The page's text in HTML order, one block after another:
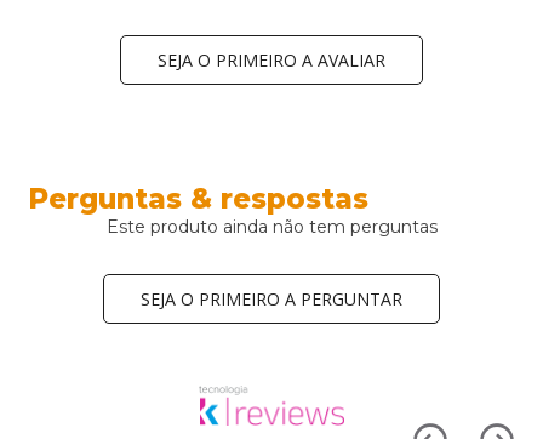
SEJA O PRIMEIRO A AVALIAR
Perguntas & respostas
Este produto ainda não tem perguntas
SEJA O PRIMEIRO A PERGUNTAR